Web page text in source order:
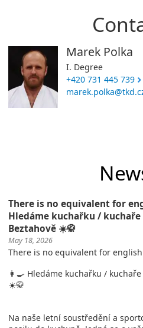
Marek Polka
I. Degree
+420 731 445 739
There is no equivalent for
Hledáme kuchařku /
Beztahově ☀️🥋
May 18, 2026
There is no equivalent for
👩‍🍳 Hledáme kuchařku /
☀️🥋
Na naše letní soustředění a